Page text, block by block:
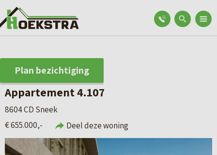
Plan bezichtiging
Appartement 4.107
8604 CD Sneek
€ 655.000,-
Deel deze woning